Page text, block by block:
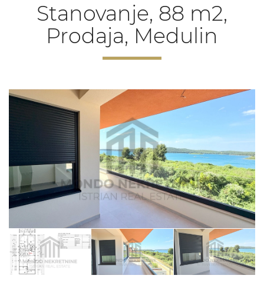
Stanovanje, 88 m2,
Prodaja, Medulin